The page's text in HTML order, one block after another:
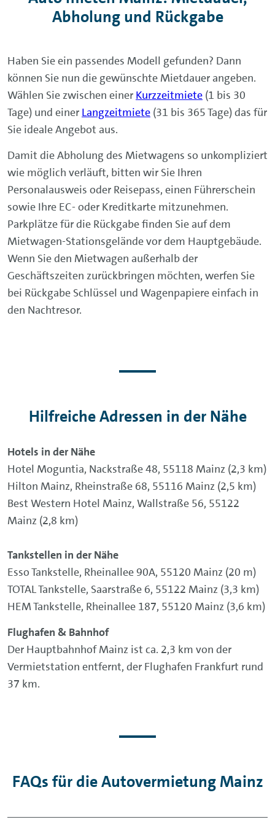
Abholung und Rückgabe
Haben Sie ein passendes Modell gefunden? Dann
können Sie nun die gewünschte Mietdauer angeben.
Wählen Sie zwischen einer Kurzzeitmiete (1 bis 30
Tage) und einer Langzeitmiete (31 bis 365 Tage) das für
Sie ideale Angebot aus.
Damit die Abholung des Mietwagens so unkompliziert
wie möglich verläuft, bitten wir Sie Ihren
Personalausweis oder Reisepass, einen Führerschein
sowie Ihre EC- oder Kreditkarte mitzunehmen.
Parkplätze für die Rückgabe finden Sie auf dem
Mietwagen-Stationsgelände vor dem Hauptgebäude.
Wenn Sie den Mietwagen außerhalb der
Geschäftszeiten zurückbringen möchten, werfen Sie
bei Rückgabe Schlüssel und Wagenpapiere einfach in
den Nachtresor.
Hilfreiche Adressen in der Nähe
Hotels in der Nähe
Hotel Moguntia, Nackstraße 48, 55118 Mainz (2,3 km)
Hilton Mainz, Rheinstraße 68, 55116 Mainz (2,5 km)
Best Western Hotel Mainz, Wallstraße 56, 55122
Mainz (2,8 km)
Tankstellen in der Nähe
Esso Tankstelle, Rheinallee 90A, 55120 Mainz (20 m)
TOTAL Tankstelle, Saarstraße 6, 55122 Mainz (3,3 km)
HEM Tankstelle, Rheinallee 187, 55120 Mainz (3,6 km)
Flughafen & Bahnhof
Der Hauptbahnhof Mainz ist ca. 2,3 km von der
Vermietstation entfernt, der Flughafen Frankfurt rund
37 km.
FAQs für die Autovermietung Mainz